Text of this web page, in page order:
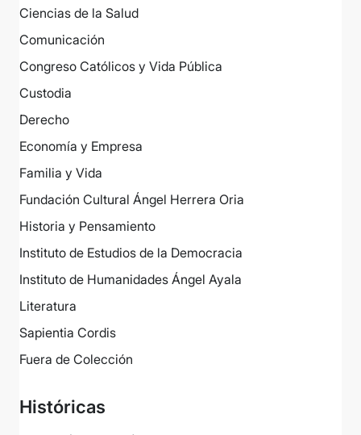
Ciencias de la Salud
Comunicación
Congreso Católicos y Vida Pública
Custodia
Derecho
Economía y Empresa
Familia y Vida
Fundación Cultural Ángel Herrera Oria
Historia y Pensamiento
Instituto de Estudios de la Democracia
Instituto de Humanidades Ángel Ayala
Literatura
Sapientia Cordis
Fuera de Colección
Históricas